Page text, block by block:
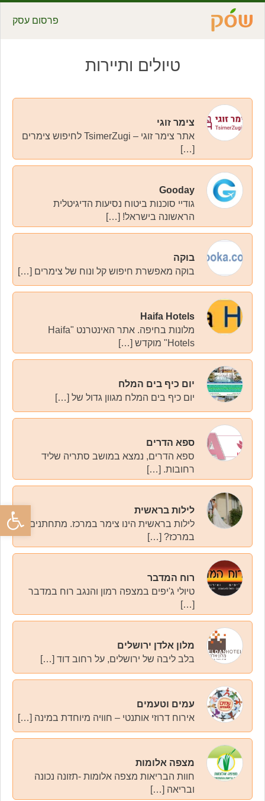
פתח
פרסום עסק
טיולים ותיירות
צימר זוגי
אתר צימר זוגי – TsimerZugi לחיפוש צימרים
[…]
Gooday
גודיי סוכנות ביטוח נסיעות הדיגיטלית
הראשונה בישראל! […]
בוקה
בוקה מאפשרת חיפוש קל ונוח של צימרים […]
Haifa Hotels
מלונות בחיפה. אתר האינטרנט "Haifa
Hotels" מוקדש […]
יום כיף בים המלח
יום כיף בים המלח מגוון גדול של […]
ספא הדרים
ספא הדרים, נמצא במושב סתריה שליד
רחובות. […]
לילות בראשית
לילות בראשית הינו צימר במרכז. מתחתנים
במרכז? […]
רוח המדבר
טיולי ג'יפים במצפה רמון והנגב רוח במדבר
[…]
מלון אלדן ירושלים
בלב ליבה של ירושלים, על רחוב דוד […]
עמים וטעמים
אירוח דרוזי אותנטי – חוויה מיוחדת במינה […]
מצפה אלומות
חוות הבריאות מצפה אלומות -תזונה נכונה
ובריאה […]